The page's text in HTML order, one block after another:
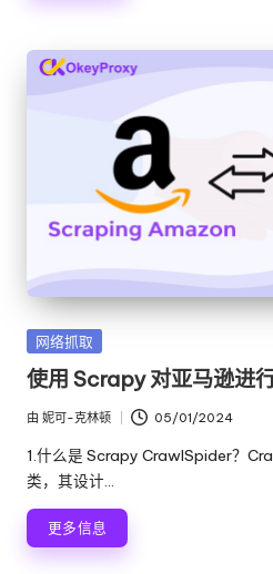
发
布
在
网络抓取
使用 Scrapy 对亚马逊进
发
布
者
由 妮可-克林顿 05/01/2024
1.什么是 Scrapy CrawlSpider？
类，其设计...
更多信息